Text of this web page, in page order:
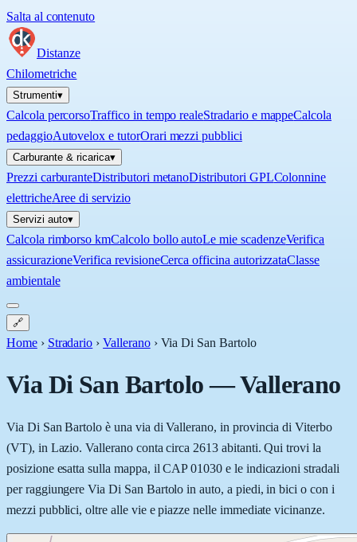
Salta al contenuto
Distanze
Chilometriche
Strumenti▾
Calcola percorsoTraffico in tempo realeStradario e mappeCalcola
pedaggioAutovelox e tutorOrari mezzi pubblici
Carburante & ricarica▾
Prezzi carburanteDistributori metanoDistributori GPLColonnine
elettricheAree di servizio
Servizi auto▾
Calcola rimborso kmCalcolo bollo autoLe mie scadenzeVerifica
assicurazioneVerifica revisioneCerca officina autorizzataClasse
ambientale
🔗
Home › Stradario › Vallerano › Via Di San Bartolo
Via Di San Bartolo—Vallerano
Via Di San Bartolo è una via di Vallerano, in provincia di Viterbo
(VT), in Lazio. Vallerano conta circa 2613 abitanti. Qui trovi la
posizione esatta sulla mappa, il CAP 01030 e le indicazioni stradali
per raggiungere Via Di San Bartolo in auto, a piedi, in bici o con i
mezzi pubblici, oltre alle vie e piazze nelle immediate vicinanze.